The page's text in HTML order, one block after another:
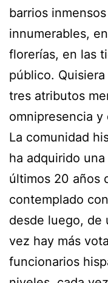
barrios
innumerables,
florerías, en las
público.
tres atributos
omnipresencia y
La comunidad
ha adquirido
últimos 20 años
contemplado
desde luego, de
vez hay más
funcionarios